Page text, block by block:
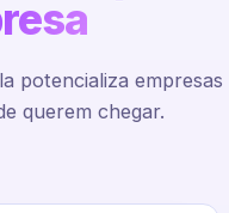
potencializa empresas
querem chegar.